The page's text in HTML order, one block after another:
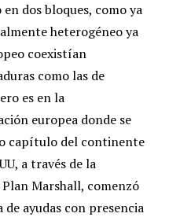
dos bloques, como ya
heterogéneo ya
coexistían
como las de
es en la
europea donde se
capítulo del continente
a través de la
Marshall, comenzó
ayudas con presencia